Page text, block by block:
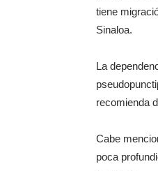
tiene
Sinaloa.
La
recomienda
Cabe
poca